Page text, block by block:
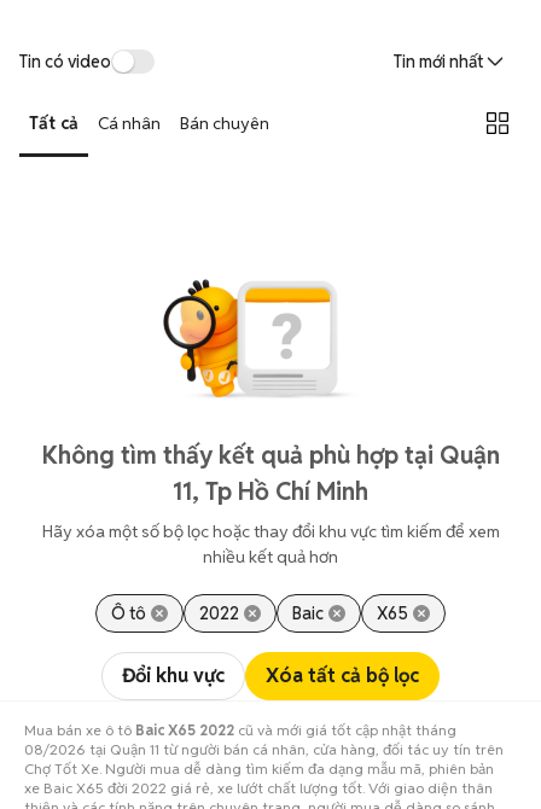
Tin có video Tin mới nhất
Tất cả Cá nhân Bán chuyên
Không tìm thấy kết quả phù hợp tại Quận
11, Tp Hồ Chí Minh
Hãy xóa một số bộ lọc hoặc thay đổi khu vực tìm kiếm để xem
nhiều kết quả hơn
Ô tô 2022 Baic X65
Đổi khu vực Xóa tất cả bộ lọc
Mua bán xe ô tô Baic X65 2022 cũ và mới giá tốt cập nhật tháng
08/2026 tại Quận 11 từ người bán cá nhân, cửa hàng, đối tác uy tín trên
Chợ Tốt Xe. Người mua dễ dàng tìm kiếm đa dạng mẫu mã, phiên bản
xe Baic X65 đời 2022 giá rẻ, xe lướt chất lượng tốt. Với giao diện thân